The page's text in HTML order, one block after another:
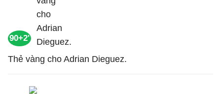
90+2'
Thẻ vàng cho Adrian Dieguez.